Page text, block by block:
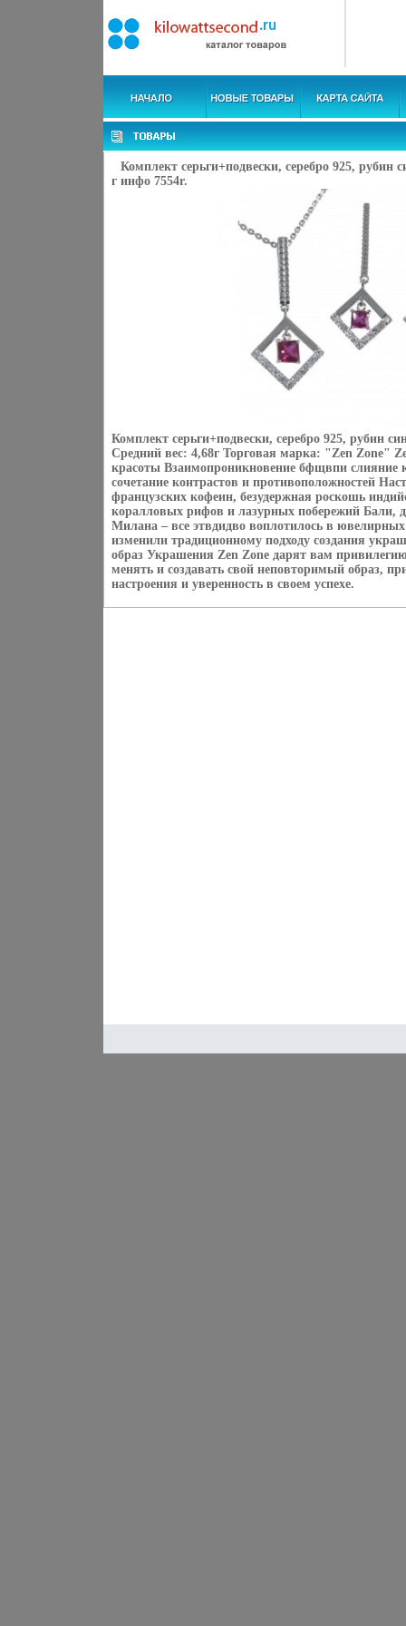
Комплект серьги+подвески, серебро 925, рубин
г инфо 7554r.
Комплект серьги+подвески, серебро 925, рубин
Средний вес: 4,68г Торговая марка: "Zen Zone"
красоты Взаимопроникновение бфщвпи слияние
сочетание контрастов и противоположностей
французских кофеин, безудержная роскошь
коралловых рифов и лазурных побережий Бали,
Милана – все этвдидво воплотилось в
изменили традиционному подходу создания
образ Украшения Zen Zone дарят вам
менять и создавать свой неповторимый образ,
настроения и уверенность в своем успехе.